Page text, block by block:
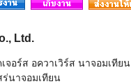
Ltd.
จอร์ส อควาเวิร์ส นาจอมเทียน
นาจอมเทียน